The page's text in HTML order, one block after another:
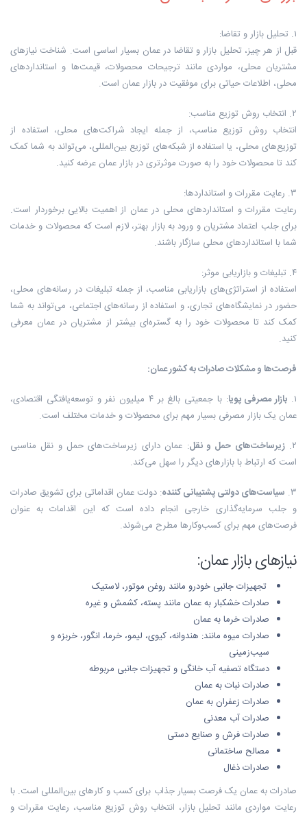
۱. تحلیل بازار و تقاضا:
قبل از هر چیز، تحلیل بازار و تقاضا در عمان بسیار اساسی است. شناخت نیازهای
مشتریان محلی، مواردی مانند ترجیحات محصولات، قیمت‌ها و استانداردهای
محلی، اطلاعات حیاتی برای موفقیت در بازار عمان است.
۲. انتخاب روش توزیع مناسب:
انتخاب روش توزیع مناسب، از جمله ایجاد شراکت‌های محلی، استفاده از
توزیع‌های محلی، یا استفاده از شبکه‌های توزیع بین‌المللی، می‌تواند به شما کمک
کند تا محصولات خود را به صورت موثرتری در بازار عمان عرضه کنید.
۳. رعایت مقررات و استانداردها:
رعایت مقررات و استانداردهای محلی در عمان از اهمیت بالایی برخوردار است.
برای جلب اعتماد مشتریان و ورود به بازار بهتر، لازم است که محصولات و خدمات
شما با استانداردهای محلی سازگار باشند.
۴. تبلیغات و بازاریابی موثر:
استفاده از استراتژی‌های بازاریابی مناسب، از جمله تبلیغات در رسانه‌های محلی،
حضور در نمایشگاه‌های تجاری، و استفاده از رسانه‌های اجتماعی، می‌تواند به شما
کمک کند تا محصولات خود را به گستره‌ای بیشتر از مشتریان در عمان معرفی
کنید.
فرصت‌ها و مشکلات صادرات به کشور عمان:
۱. بازار مصرفی پویا
: با جمعیتی بالغ بر ۴ میلیون نفر و توسعه‌یافتگی اقتصادی،
عمان یک بازار مصرفی بسیار مهم برای محصولات و خدمات مختلف است.
۲. زیرساخت‌های حمل و نقل: عمان دارای زیرساخت‌های حمل و نقل مناسبی
است که ارتباط با بازارهای دیگر را سهل می‌کند.
۳. سیاست‌های دولتی پشتیبانی کننده: دولت عمان اقداماتی برای تشویق صادرات
و جلب سرمایه‌گذاری خارجی انجام داده است که این اقدامات به عنوان
فرصت‌های مهم برای کسب‌وکارها مطرح می‌شوند.
نیازهای بازار عمان:
تجهیزات جانبی خودرو مانند روغن موتور، لاستیک
صادرات خشکباربه عمان مانند پسته، کشمش و غیره
صادرات خرما به عمان
صادرات میوه مانند: هندوانه، کیوی، لیمو، خرما، انگور، خربزه و
سیب‌زمینی
دستگاه تصفیه آب خانگی و تجهیزات جانبی مربوطه
صادرات نبات به عمان
صادرات زعفران به عمان
صادرات آب معدنی
صادرات فرش و صنایع دستی
مصالح ساختمانی
صادرات ذغال
صادرات به عمان یک فرصت بسیار جذاب برای کسب و کارهای بین‌المللی است. با
رعایت مواردی مانند تحلیل بازار، انتخاب روش توزیع مناسب، رعایت مقررات و